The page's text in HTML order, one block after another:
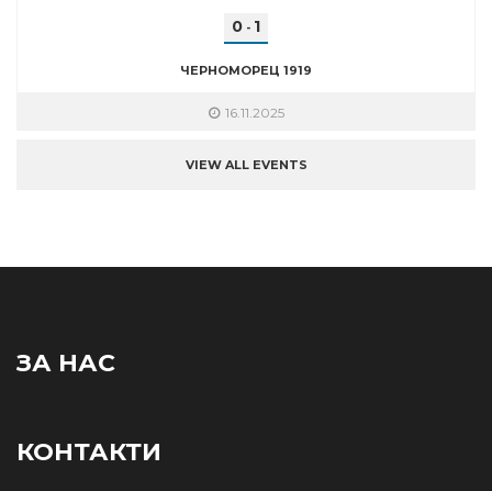
0 - 1
ЧЕРНОМОРЕЦ 1919
16.11.2025
VIEW ALL EVENTS
ЗА НАС
КОНТАКТИ